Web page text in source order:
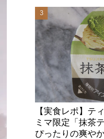
【実食レポ】
ミマ限定「抹茶
ぴったりの爽や